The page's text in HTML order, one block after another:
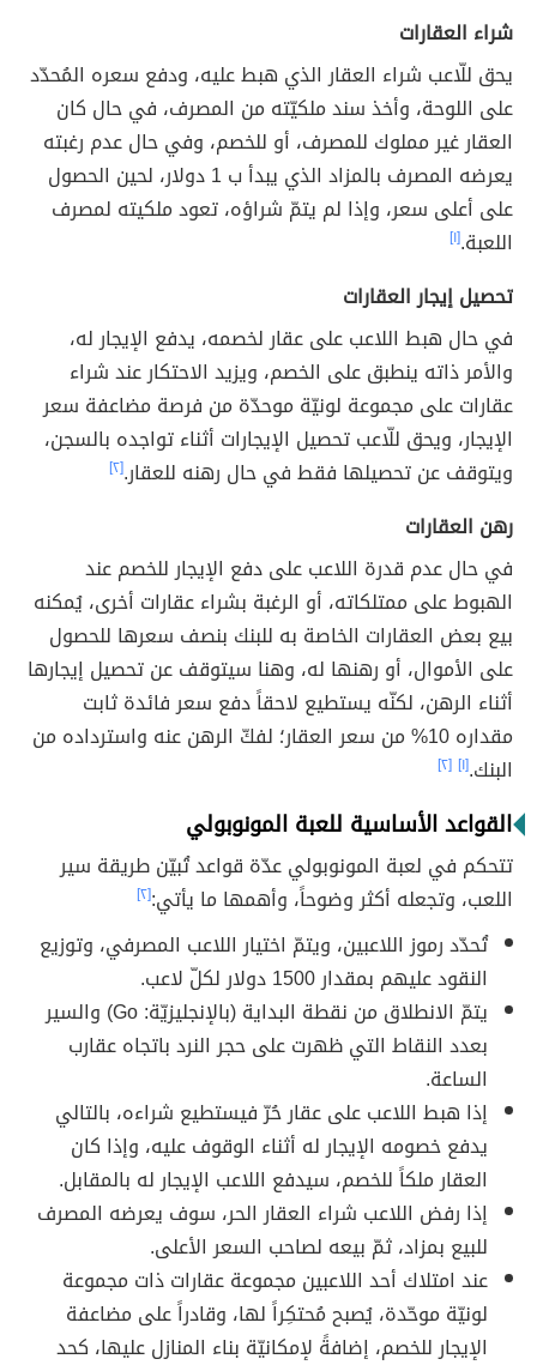
شراء العقارات
يحق للّاعب شراء العقار الذي هبط عليه، ودفع سعره المُحدّد
على اللوحة، وأخذ سند ملكيّته من المصرف، في حال كان
العقار غير مملوك للمصرف، أو للخصم، وفي حال عدم رغبته
يعرضه المصرف بالمزاد الذي يبدأ ب 1 دولار، لحين الحصول
على أعلى سعر، وإذا لم يتمّ شراؤه، تعود ملكيته لمصرف
اللعبة.[١]
تحصيل إيجار العقارات
في حال هبط اللاعب على عقار لخصمه، يدفع الإيجار له،
والأمر ذاته ينطبق على الخصم، ويزيد الاحتكار عند شراء
عقارات على مجموعة لونيّة موحدّة من فرصة مضاعفة سعر
الإيجار، ويحق للّاعب تحصيل الإيجارات أثناء تواجده بالسجن،
ويتوقف عن تحصيلها فقط في حال رهنه للعقار.[٢]
رهن العقارات
في حال عدم قدرة اللاعب على دفع الإيجار للخصم عند
الهبوط على ممتلكاته، أو الرغبة بشراء عقارات أخرى، يُمكنه
بيع بعض العقارات الخاصة به للبنك بنصف سعرها للحصول
على الأموال، أو رهنها له، وهنا سيتوقف عن تحصيل إيجارها
أثناء الرهن، لكنّه يستطيع لاحقاً دفع سعر فائدة ثابت
مقداره 10% من سعر العقار؛ لفكّ الرهن عنه واسترداده من
البنك.[١] [٢]
القواعد الأساسية للعبة المونوبولي
تتحكم في لعبة المونوبولي عدّة قواعد تُبيّن طريقة سير
اللعب، وتجعله أكثر وضوحاً، وأهمها ما يأتي:[٢]
تُحدّد رموز اللاعبين، ويتمّ اختيار اللاعب المصرفي، وتوزيع
النقود عليهم بمقدار 1500 دولار لكلّ لاعب.
يتمّ الانطلاق من نقطة البداية (بالإنجليزيّة: Go) والسير
بعدد النقاط التي ظهرت على حجر النرد باتجاه عقارب
الساعة.
إذا هبط اللاعب على عقار حُرّ فيستطيع شراءه، بالتالي
يدفع خصومه الإيجار له أثناء الوقوف عليه، وإذا كان
العقار ملكاً للخصم، سيدفع اللاعب الإيجار له بالمقابل.
إذا رفض اللاعب شراء العقار الحر، سوف يعرضه المصرف
للبيع بمزاد، ثمّ بيعه لصاحب السعر الأعلى.
عند امتلاك أحد اللاعبين مجموعة عقارات ذات مجموعة
لونيّة موحّدة، يُصبح مُحتكِراً لها، وقادراً على مضاعفة
الإيجار للخصم، إضافةً لإمكانيّة بناء المنازل عليها، كحد